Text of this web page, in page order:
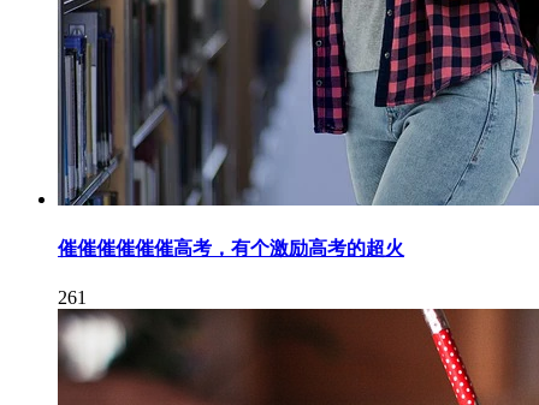
催催催催催催高考，有个激励高考的超火
261